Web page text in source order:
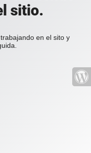
sitio.
en el sito y